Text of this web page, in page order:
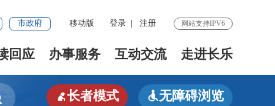
市政府 移动版 登录 注册 网站支持IPV6
回应 办事服务 互动交流 走进长乐
长者模式 无障碍浏览